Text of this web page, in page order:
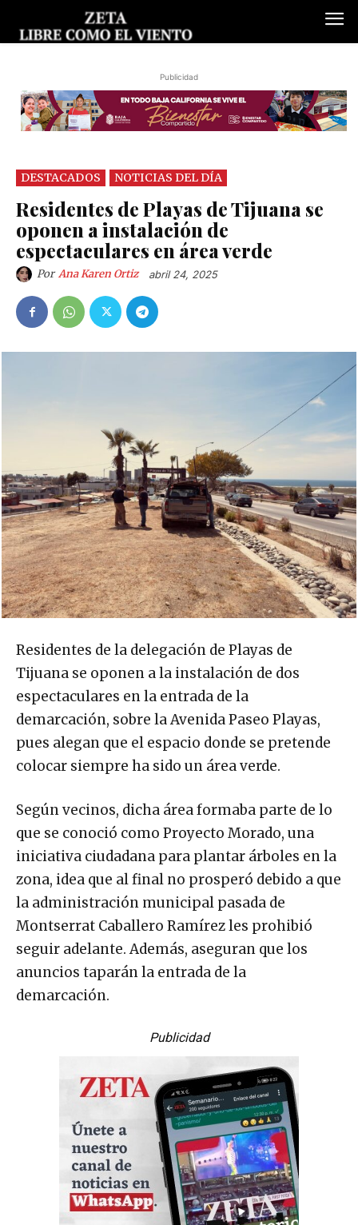
Publicidad
DESTACADOS NOTICIAS DEL DÍA
Residentes de Playas de Tijuana se
oponen a instalación de
espectaculares en área verde
Por Ana Karen Ortiz abril 24, 2025
Residentes de la delegación de Playas de
Tijuana se oponen a la instalación de dos
espectaculares en la entrada de la
demarcación, sobre la Avenida Paseo Playas,
pues alegan que el espacio donde se pretende
colocar siempre ha sido un área verde.
Según vecinos, dicha área formaba parte de lo
que se conoció como Proyecto Morado, una
iniciativa ciudadana para plantar árboles en la
zona, idea que al final no prosperó debido a que
la administración municipal pasada de
Montserrat Caballero Ramírez les prohibió
seguir adelante. Además, aseguran que los
anuncios taparán la entrada de la
demarcación.
Publicidad